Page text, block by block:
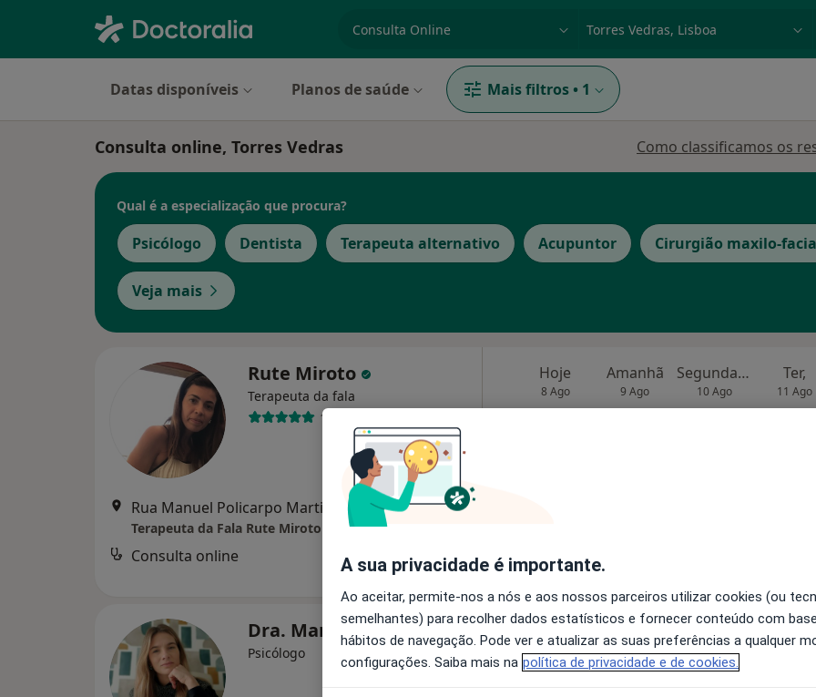
Datas disponíveis Planos de saúde Mais filtros • 1
Consulta online, Torres Vedras Como classificamos os
Qual é a especialização que procura?
Psicólogo Dentista Terapeuta alternativo Acupuntor Cirurgião maxilo-
Veja mais
Rute Miroto
Terapeuta da fala
1 opinião
Rua Manuel Policarpo Martins, Arruda Dos Vinhos •Mapa
Terapeuta da Fala Rute Miroto
Consulta online 30 €
Hoje
8 Ago
Amanhã
9 Ago
Segunda-feira
10 Ago
Ter,
11 Ago
Dra. Maria João Silva
Psicólogo
Hoje
8 Ago
Amanhã
9 Ago
Segunda-feira
10 Ago
Ter,
11 Ago
A sua privacidade é importante.
Ao aceitar, permite-nos a nós e aos nossos parceiros utilizar cookies (ou
semelhantes) para recolher dados estatísticos e fornecer conteúdo com
hábitos de navegação. Pode ver e atualizar as suas preferências a qualquer
configurações. Saiba mais na política de privacidade e de cookies.